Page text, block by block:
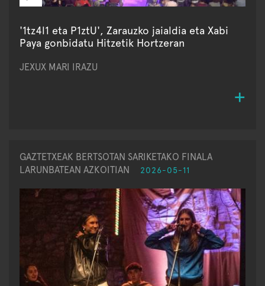
'1tz4l1 eta P1ztU', Zarauzko jaialdia eta Xabi
Paya gonbidatu Hitzetik Hortzeran
JEXUX MARI IRAZU
GAZTETXEAK BERTSOTAN SARIKETAKO FINALA
LARUNBATEAN AZKOITIAN
2026-05-11